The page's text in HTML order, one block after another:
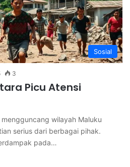
Sosial
3
Picu Atensi
wilayah Maluku
serius dari berbagai pihak.
pada…